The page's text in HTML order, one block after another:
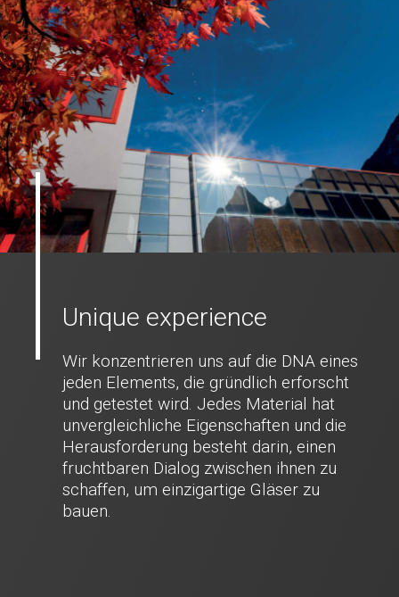
Unique experience
Wir konzentrieren uns auf die DNA eines
jeden Elements, die gründlich erforscht
und getestet wird. Jedes Material hat
unvergleichliche Eigenschaften und die
Herausforderung besteht darin, einen
fruchtbaren Dialog zwischen ihnen zu
schaffen, um einzigartige Gläser zu
bauen.